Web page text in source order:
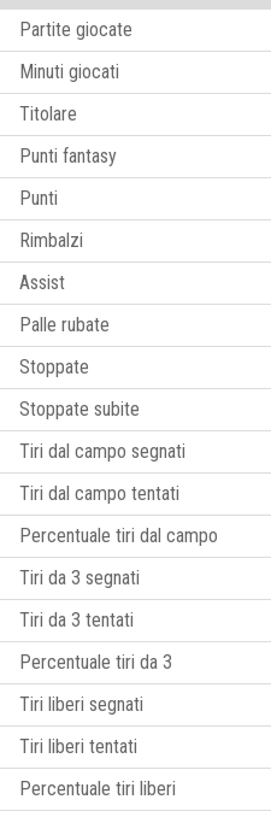
Partite giocate
Minuti giocati
Titolare
Punti fantasy
Punti
Rimbalzi
Assist
Palle rubate
Stoppate
Stoppate subite
Tiri dal campo segnati
Tiri dal campo tentati
Percentuale tiri dal campo
Tiri da 3 segnati
Tiri da 3 tentati
Percentuale tiri da 3
Tiri liberi segnati
Tiri liberi tentati
Percentuale tiri liberi